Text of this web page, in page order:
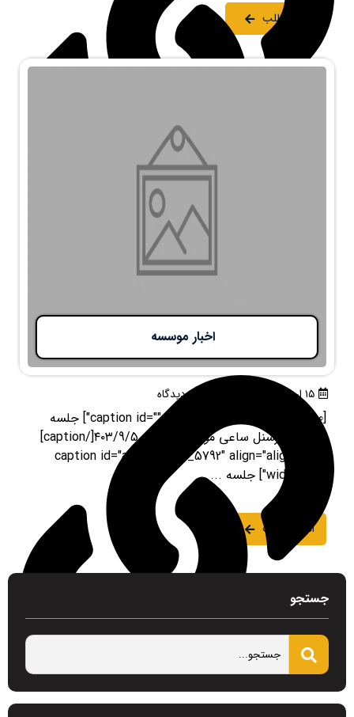
ادامه مطلب
اخبار موسسه
۱۵ اردیبهشت ۱۴۰۴ بدون دیدگاه
[caption id="" align="alignnone" width="300"] جلسه
تقدیر از پرسنل ساعی موسسه مورخه ۴۰۳/9/5[/caption]
[caption id="attachment_5792" align="alignnone"
width="300"] جلسه ...
ادامه مطلب
جستجو